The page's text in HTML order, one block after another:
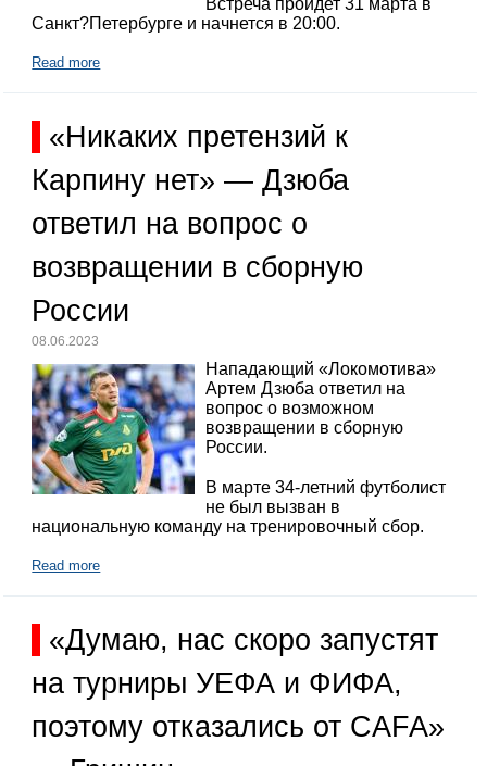
Встреча пройдет 31 марта в
Санкт?Петербурге и начнется в 20:00.
Read more
«Никаких претензий к
Карпину нет» — Дзюба
ответил на вопрос о
возвращении в сборную
России
08.06.2023
Нападающий «Локомотива»
Артем Дзюба ответил на
вопрос о возможном
возвращении в сборную
России.
В марте 34-летний футболист
не был вызван в
национальную команду на тренировочный сбор.
Read more
«Думаю, нас скоро запустят
на турниры УЕФА и ФИФА,
поэтому отказались от CAFA»